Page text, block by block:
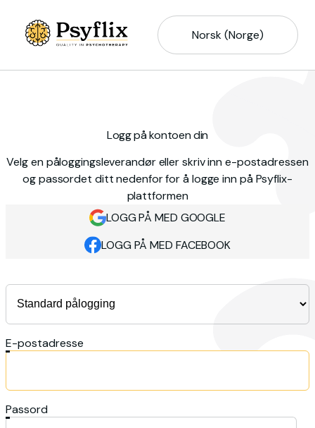
Norsk (Norge)
Logg på kontoen din
Velg en påloggingsleverandør eller skriv inn e-postadressen
og passordet ditt nedenfor for å logge inn på Psyflix-
plattformen
LOGG PÅ MED GOOGLE
LOGG PÅ MED FACEBOOK
E-postadresse
Passord